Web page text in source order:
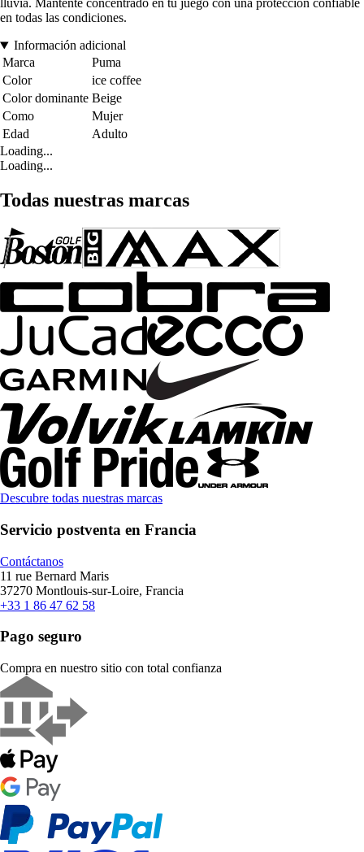
lluvia. Mantente concentrado en tu juego con una protección confiable
en todas las condiciones.
Información adicional
Marca
Puma
Color
ice coffee
Color dominante Beige
Como
Mujer
Edad
Adulto
Loading...
Loading...
Todas nuestras marcas
Descubre todas nuestras marcas
Servicio postventa en Francia
Contáctanos
11 rue Bernard Maris
37270 Montlouis-sur-Loire, Francia
+33 1 86 47 62 58
Pago seguro
Compra en nuestro sitio con total confianza